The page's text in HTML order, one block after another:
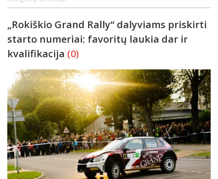
„Rokiškio Grand Rally“ dalyviams priskirti
starto numeriai: favoritų laukia dar ir
kvalifikacija (0)